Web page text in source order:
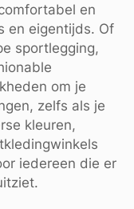
en
en eigentijds. Of
sportlegging,
om je
zelfs als je
kleuren,
iedereen die er